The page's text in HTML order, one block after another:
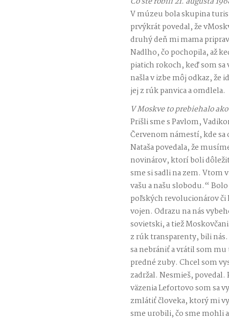
V múzeu bola skupina
prvýkrát povedal, že
druhý deň mi mama
Nadlho, čo pochopila, až
piatich rokoch, keď som sa
našla v izbe môj odkaz, že
jej z rúk panvica a omdlela.
V Moskve to prebiehalo
Prišli sme s Pavlom,
Červenom námestí, kde sa
Nataša povedala, že
novinárov, ktorí boli
sme si sadli na zem. Vtom
vašu a našu slobodu.“
poľských revolucionárov
vojen. Odrazu na nás
sovietski, a tiež
z rúk transparenty, bili
sa nebrániť a vrátil som
predné zuby. Chcel som
zadržal. Nesmieš,
väzenia Lefortovo som sa
zmlátiť človeka, ktorý mi
sme urobili, čo sme mohli